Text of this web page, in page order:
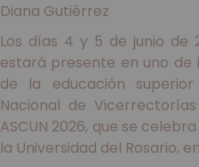
Diana Gutiérrez
Los días 4 y 5 de junio de
estará presente en uno de
de la educación
Nacional de
ASCUN 2026, que se
la Universidad del Rosario,